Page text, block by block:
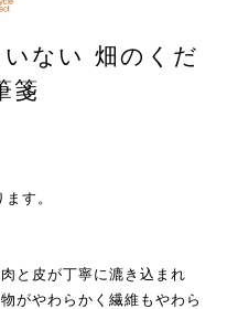
いない 畑のくだ
箋
す。
と皮が丁寧に漉き込まれ
がやわらかく繊維もやわら